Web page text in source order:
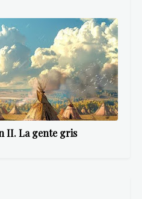
II. La gente gris